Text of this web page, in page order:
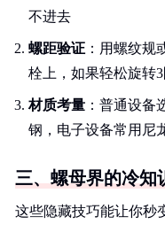
不进去
螺距验证 ：用螺纹规
栓上，如果轻松旋转
材质考量 ：普通设备
钢，电子设备常用尼
三、螺母界的冷知
这些隐藏技巧能让你秒